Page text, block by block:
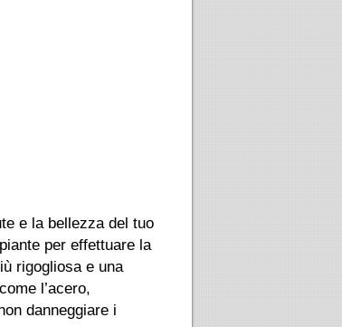
e la bellezza del tuo
per effettuare la
rigogliosa e una
l’acero,
danneggiare i